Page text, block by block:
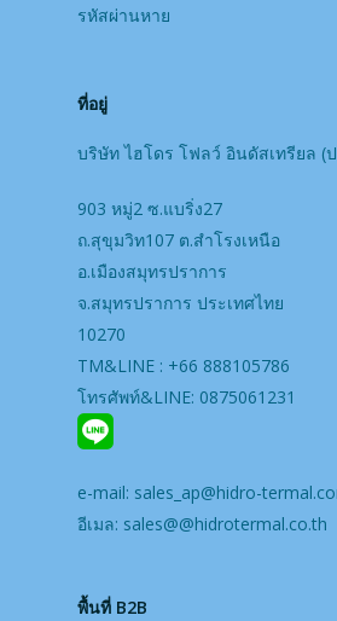
รหัสผ่านหาย
ที่อยู่
บริษัท ไฮโดร โฟลว์ อินดัสเทรียล (
903 หมู่2 ซ.แบริ่ง27
ถ.สุขุมวิท107 ต.สำโรงเหนือ
อ.เมืองสมุทรปราการ
จ.สมุทรปราการ ประเทศไทย
10270
TM&LINE : +66 888105786
โทรศัพท์&LINE: 0875061231
e-mail: sales_ap@hidro-
อีเมล: sales@@hidrotermal.co.th
พื้นที่ B2B